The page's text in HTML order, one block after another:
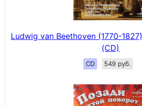
Ludwig van Beethoven (1770-
(CD)
CD 549 руб.